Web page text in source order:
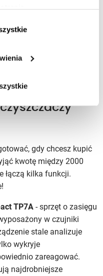
więcej oprócz
na lata? Pora się
gdy chcesz kupić
kwotę między 2000
łączą kilka funkcji.
TP7A - sprzęt o zasięgu
w czujniki
stale analizuje
wykryje
zareagować.
najdrobniejsze